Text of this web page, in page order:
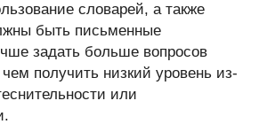
словарей, а также
быть письменные
задать больше вопросов
получить низкий уровень из-
или